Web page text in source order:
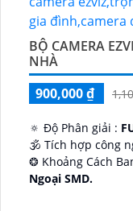
BỘ CAMERA
NHÀ
900,000 ₫
🔅 Độ Phân giải :
Ngoại SMD.